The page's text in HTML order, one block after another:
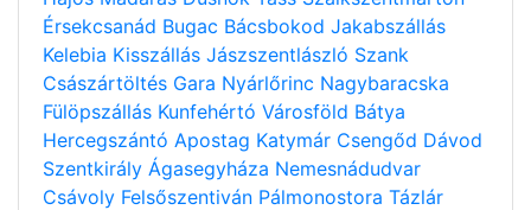
Érsekcsanád Bugac Bácsbokod Jakabszállás
Kelebia Kisszállás Jászszentlászló Szank
Császártöltés Gara Nyárlőrinc Nagybaracska
Fülöpszállás Kunfehértó Városföld Bátya
Hercegszántó Apostag Katymár Csengőd Dávod
Szentkirály Ágasegyháza Nemesnádudvar
Csávoly Felsőszentiván Pálmonostora Tázlár